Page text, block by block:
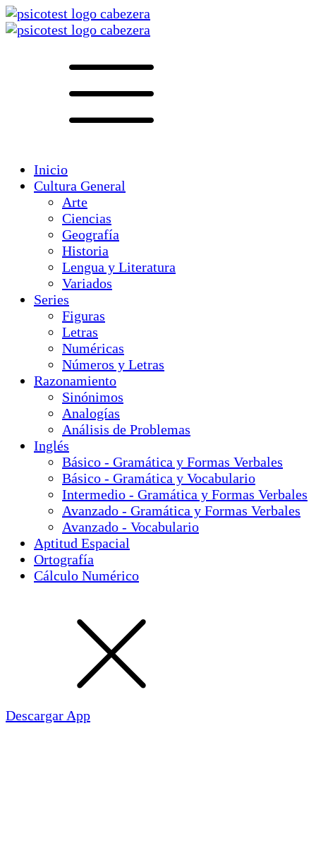
Inicio
Cultura General
Arte
Ciencias
Geografía
Historia
Lengua y Literatura
Variados
Series
Figuras
Letras
Numéricas
Números y Letras
Razonamiento
Sinónimos
Analogías
Análisis de Problemas
Inglés
Básico - Gramática y Formas Verbales
Básico - Gramática y Vocabulario
Intermedio - Gramática y Formas Verbales
Avanzado - Gramática y Formas Verbales
Avanzado - Vocabulario
Aptitud Espacial
Ortografía
Cálculo Numérico
Descargar App